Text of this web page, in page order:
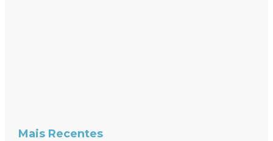
Mais Recentes